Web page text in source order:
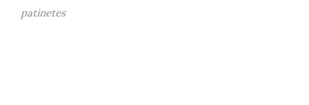
patinetes